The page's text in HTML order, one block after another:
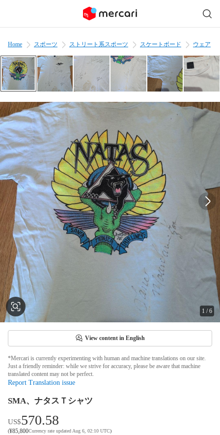
Home スポーツ ストリート系スポーツ スケートボード ウェア
1 /6
View content in English
*Mercari is currently experimenting with human and machine translations on our site.
Just a friendly reminder: while we strive for accuracy, please be aware that machine
translated content may not be perfect.
Report Translation issue
SMA、ナタスＴシャツ
US$570.58
(¥85,800Currency rate updated Aug 6, 02:10 UTC)